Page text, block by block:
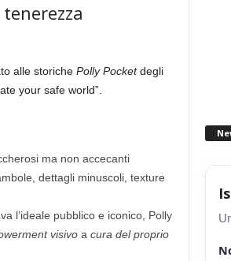
alle storiche Polly Pocketdegli
your safe world”.
ma non accecanti
dettagli minuscoli, texture
l’ideale pubblico e iconico, Polly
visivoa cura del proprio